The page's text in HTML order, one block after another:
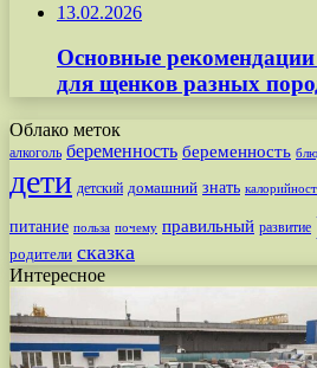
13.02.2026
Основные
для щенков разных
Облако меток
алкоголь беременность беременность
дети детский домашний знать
питание польза почему правильный развитие
родители сказка
Интересное